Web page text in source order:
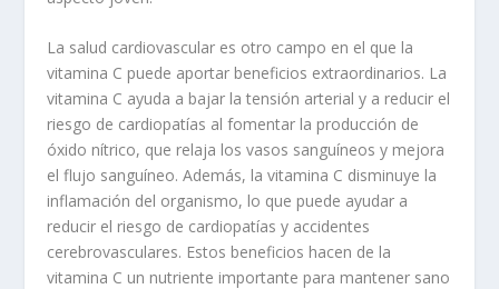
La salud cardiovascular es otro campo en el que la
vitamina C puede aportar beneficios extraordinarios. La
vitamina C ayuda a bajar la tensión arterial y a reducir el
riesgo de cardiopatías al fomentar la producción de
óxido nítrico, que relaja los vasos sanguíneos y mejora
el flujo sanguíneo. Además, la vitamina C disminuye la
inflamación del organismo, lo que puede ayudar a
reducir el riesgo de cardiopatías y accidentes
cerebrovasculares. Estos beneficios hacen de la
vitamina C un nutriente importante para mantener sano